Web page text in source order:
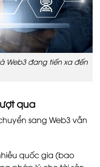
Web3 đang tiến xa đến
qua
sang Web3 vẫn
quốc gia (bao